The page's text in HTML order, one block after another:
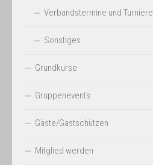
Verbandstermine und Turniere
Sonstiges
Grundkurse
Gruppenevents
Gäste/Gastschützen
Mitglied werden